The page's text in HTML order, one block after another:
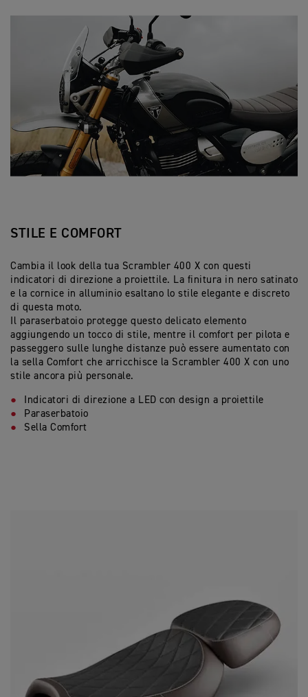
STILE E COMFORT
Cambia il look della tua Scrambler 400 X con questi
indicatori di direzione a proiettile. La finitura in nero satinato
e la cornice in alluminio esaltano lo stile elegante e discreto
di questa moto.
Il paraserbatoio protegge questo delicato elemento
aggiungendo un tocco di stile, mentre il comfort per pilota e
passeggero sulle lunghe distanze può essere aumentato con
la sella Comfort che arricchisce la Scrambler 400 X con uno
stile ancora più personale.
Indicatori di direzione a LED con design a proiettile
Paraserbatoio
Sella Comfort